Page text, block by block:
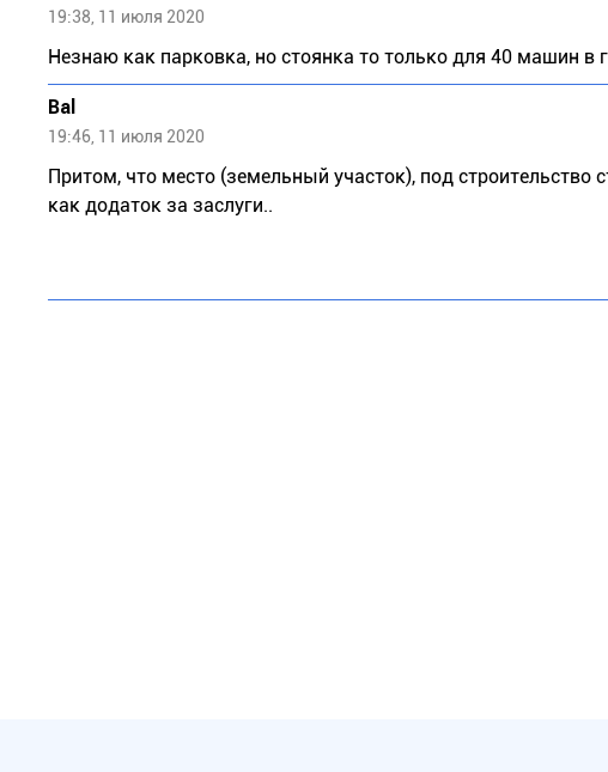
19:38, 11 июля 2020
Незнаю как парковка, но стоянка то только для 40 машин в
Bal
19:46, 11 июля 2020
Притом, что место (земельный участок), под
как додаток за заслуги..